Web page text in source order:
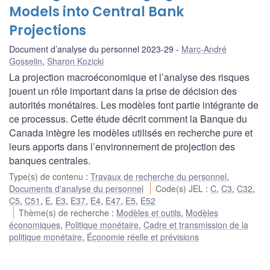
Models into Central Bank
Projections
Document d’analyse du personnel 2023-29
Marc-André
Gosselin, Sharon Kozicki
La projection macroéconomique et l’analyse des risques
jouent un rôle important dans la prise de décision des
autorités monétaires. Les modèles font partie intégrante de
ce processus. Cette étude décrit comment la Banque du
Canada intègre les modèles utilisés en recherche pure et
leurs apports dans l’environnement de projection des
banques centrales.
Type(s) de contenu : Travaux de recherche du personnel,
Documents d'analyse du personnel
Code(s) JEL :C,C3,C32,
C5, C51 , E, E3, E37, E4, E47, E5, E52
Thème(s) de recherche : Modèles et outils, Modèles
économiques, Politique monétaire, Cadre et transmission de la
politique monétaire, Économie réelle et prévisions